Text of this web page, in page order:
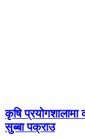
कृषि प्रयोगशालामा
सुब्बा पक्राउ